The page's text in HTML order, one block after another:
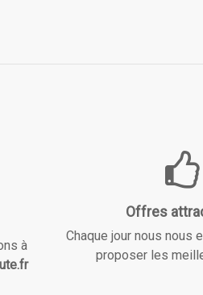
à
Offres
Chaque jour nous nous
proposer les